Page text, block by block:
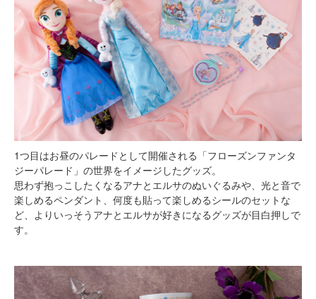
1つ目はお昼のパレードとして開催される「フローズンファンタ
ジーパレード」の世界をイメージしたグッズ。
思わず抱っこしたくなるアナとエルサのぬいぐるみや、光と音で
楽しめるペンダント、何度も貼って楽しめるシールのセットな
ど、よりいっそうアナとエルサが好きになるグッズが目白押しで
す。